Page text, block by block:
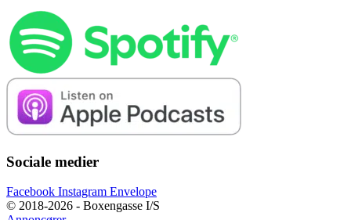
Sociale medier
Facebook Instagram Envelope
© 2018-2026 - Boxengasse I/S